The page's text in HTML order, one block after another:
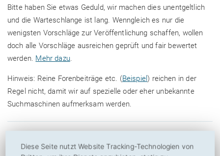
Bitte haben Sie etwas Geduld, wir machen dies unentgeltlich
und die Warteschlange ist lang. Wenngleich es nur die
wenigsten Vorschläge zur Veröffentlichung schaffen, wollen
doch alle Vorschläge ausreichen geprüft und fair bewertet
werden. Mehr dazu.
Hinweis: Reine Forenbeiträge etc. (Beispiel) reichen in der
Regel nicht, damit wir auf spezielle oder eher unbekannte
Suchmaschinen aufmerksam werden.
Aktuelle Suchmaschinen
Diese Seite nutzt Website Tracking-Technologien von